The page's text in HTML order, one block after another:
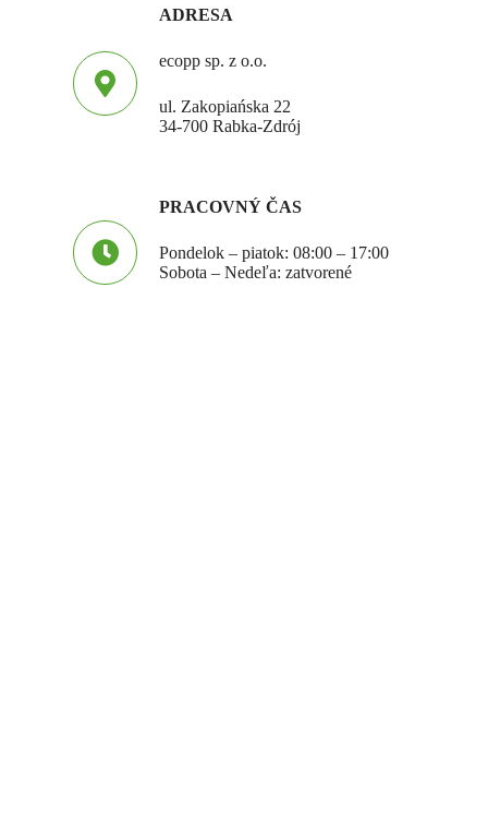
ADRESA
ecopp sp. z o.o.
ul. Zakopiańska 22
34-700 Rabka-Zdrój
PRACOVNÝ ČAS
Pondelok – piatok: 08:00 – 17:00
Sobota – Nedeľa: zatvorené